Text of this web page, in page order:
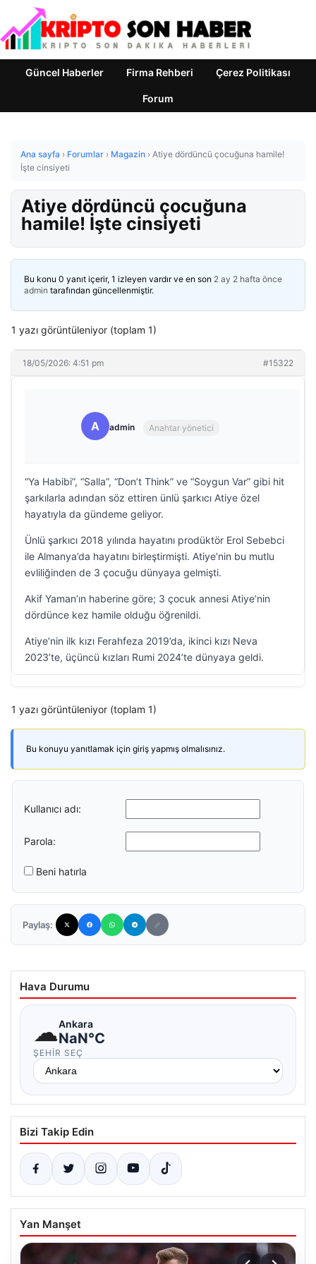
Güncel Haberler Firma Rehberi Çerez Politikası
Forum
Ana sayfa › Forumlar › Magazin › Atiye dördüncü çocuğuna hamile!
İşte cinsiyeti
Atiye dördüncü çocuğuna
hamile! İşte cinsiyeti
Bu konu 0 yanıt içerir, 1 izleyen vardır ve en son 2 ay 2 hafta önce
admin tarafından güncellenmiştir.
1 yazı görüntüleniyor (toplam 1)
18/05/2026: 4:51 pm #15322
A admin Anahtar yönetici
“Ya Habibi”, “Salla”, “Don’t Think” ve “Soygun Var” gibi hit
şarkılarla adından söz ettiren ünlü şarkıcı Atiye özel
hayatıyla da gündeme geliyor.
Ünlü şarkıcı 2018 yılında hayatını prodüktör Erol Sebebci
ile Almanya’da hayatını birleştirmişti. Atiye’nin bu mutlu
evliliğinden de 3 çocuğu dünyaya gelmişti.
Akif Yaman’ın haberine göre; 3 çocuk annesi Atiye’nin
dördünce kez hamile olduğu öğrenildi.
Atiye’nin ilk kızı Ferahfeza 2019’da, ikinci kızı Neva
2023’te, üçüncü kızları Rumi 2024’te dünyaya geldi.
1 yazı görüntüleniyor (toplam 1)
Bu konuyu yanıtlamak için giriş yapmış olmalısınız.
Kullanıcı adı:
Parola:
Beni hatırla
Paylaş:
Hava Durumu
☁Ankara
NaN°C
ŞEHIR SEÇ
Bizi Takip Edin
Yan Manşet